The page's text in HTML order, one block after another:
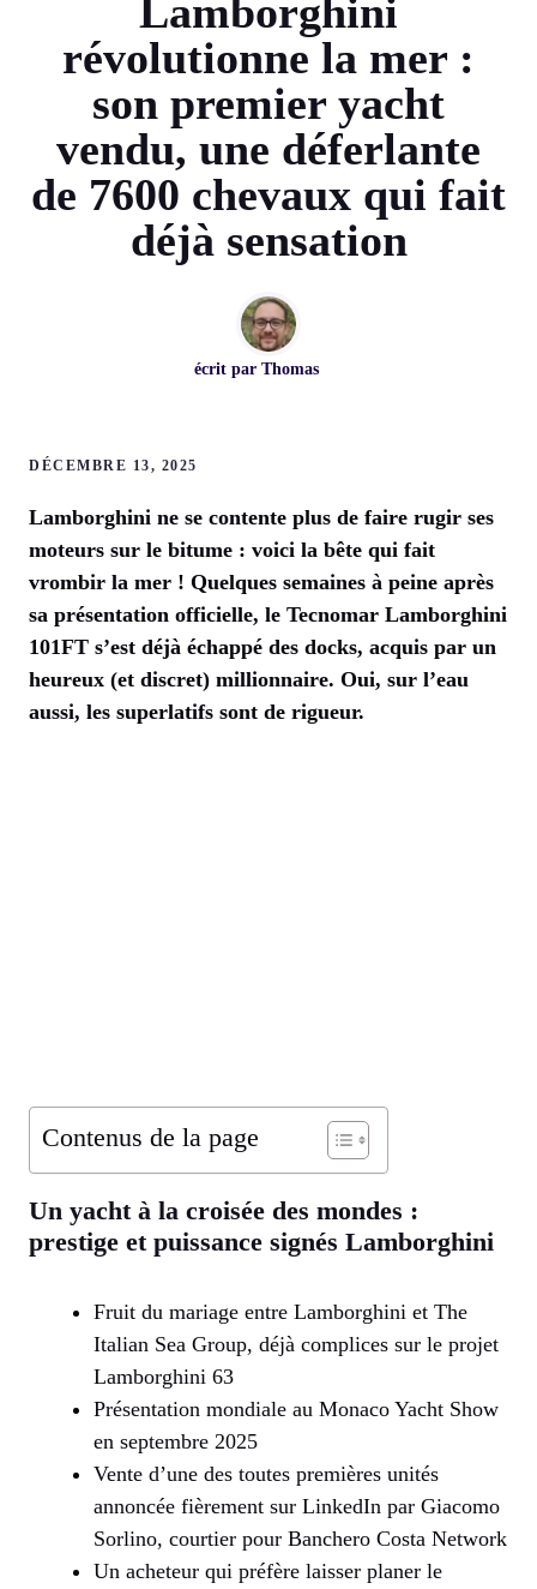
Lamborghini
révolutionne la mer :
son premier yacht
vendu, une déferlante
de 7600 chevaux qui fait
déjà sensation
écrit par Thomas
DÉCEMBRE 13, 2025
Lamborghini ne se contente plus de faire rugir ses
moteurs sur le bitume : voici la bête qui fait
vrombir la mer ! Quelques semaines à peine après
sa présentation officielle, le Tecnomar Lamborghini
101FT s’est déjà échappé des docks, acquis par un
heureux (et discret) millionnaire. Oui, sur l’eau
aussi, les superlatifs sont de rigueur.
Contenus de la page
Un yacht à la croisée des mondes :
prestige et puissance signés Lamborghini
Fruit du mariage entre Lamborghini et The
Italian Sea Group, déjà complices sur le projet
Lamborghini 63
Présentation mondiale au Monaco Yacht Show
en septembre 2025
Vente d’une des toutes premières unités
annoncée fièrement sur LinkedIn par Giacomo
Sorlino, courtier pour Banchero Costa Network
Un acheteur qui préfère laisser planer le